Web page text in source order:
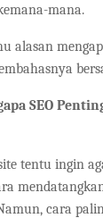
mana.
alasan
SEO
tentu ingin
cara